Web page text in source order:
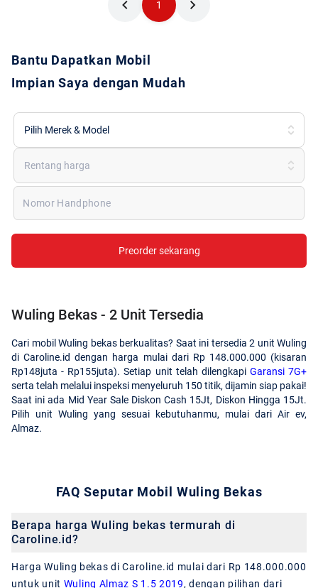
1
Bantu Dapatkan Mobil
Impian Saya dengan Mudah
Pilih Merek & Model
Rentang harga
Nomor Handphone
Preorder sekarang
Wuling Bekas - 2 Unit Tersedia
Cari mobil Wuling bekas berkualitas? Saat ini tersedia 2 unit Wuling
di Caroline.id dengan harga mulai dari Rp 148.000.000 (kisaran
Rp148juta - Rp155juta). Setiap unit telah dilengkapi Garansi 7G+
serta telah melalui inspeksi menyeluruh 150 titik, dijamin siap pakai!
Saat ini ada Mid Year Sale Diskon Cash 15Jt, Diskon Hingga 15Jt.
Pilih unit Wuling yang sesuai kebutuhanmu, mulai dari Air ev,
Almaz.
FAQ Seputar Mobil Wuling Bekas
Berapa harga Wuling bekas termurah di
Caroline.id?
Harga Wuling bekas di Caroline.id mulai dari Rp 148.000.000
untuk unit Wuling Almaz S 1.5 2019, dengan pilihan dari